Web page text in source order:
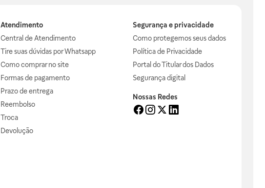
Atendimento
Central de Atendimento
Tire suas dúvidas por Whatsapp
Como comprar no site
Formas de pagamento
Prazo de entrega
Reembolso
Troca
Devolução
Segurança e privacidade
Como protegemos seus dados
Política de Privacidade
Portal do Titular dos Dados
Segurança digital
Nossas Redes